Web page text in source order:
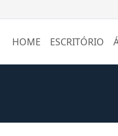
HOME ESCRITÓRIO